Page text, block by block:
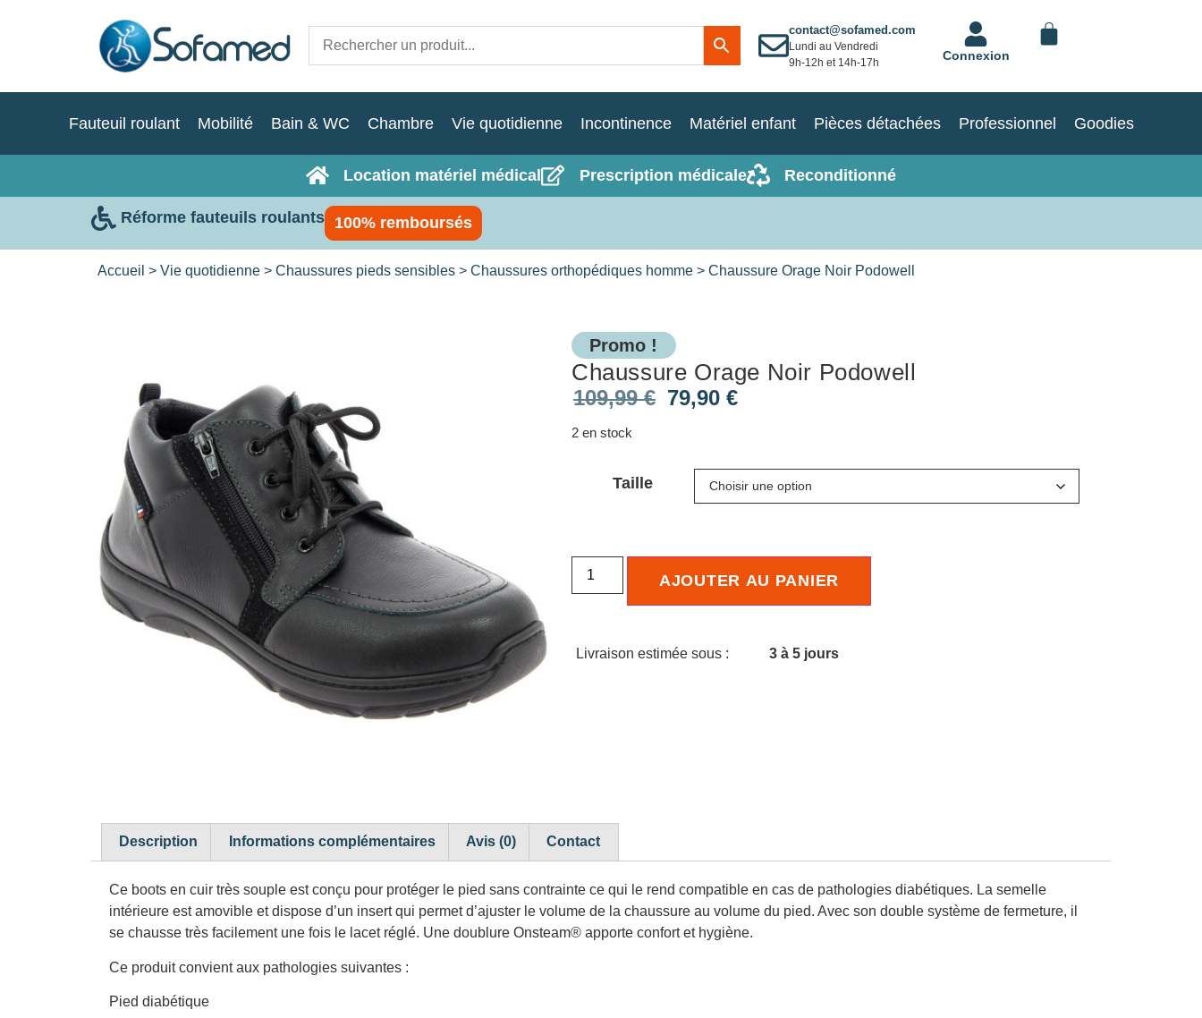
contact@sofamed.com
Lundi au Vendredi
9h-12h et 14h-17h
Connexion
Fauteuil roulant Mobilité Bain & WC Chambre Vie quotidienne Incontinence Matériel enfant Pièces détachées Professionnel Goodies
Location matériel médical Prescription médicale Reconditionné
Réforme fauteuils roulants 100% remboursés
Accueil > Vie quotidienne > Chaussures pieds sensibles > Chaussures orthopédiques homme > Chaussure Orage Noir Podowell
Chaussure Orage Noir Podowell
Promo !
109,99€ 79,90 €
2 en stock
Taille
AJOUTER AU PANIER
Livraison estimée sous : 3 à 5 jours
Description Informations complémentaires Avis (0) Contact
Ce boots en cuir très souple est conçu pour protéger le pied sans contrainte ce qui le rend compatible en cas de pathologies diabétiques. La semelle
intérieure est amovible et dispose d’un insert qui permet d’ajuster le volume de la chaussure au volume du pied. Avec son double système de fermeture, il
se chausse très facilement une fois le lacet réglé. Une doublure Onsteam® apporte confort et hygiène.
Ce produit convient aux pathologies suivantes :
Pied diabétique